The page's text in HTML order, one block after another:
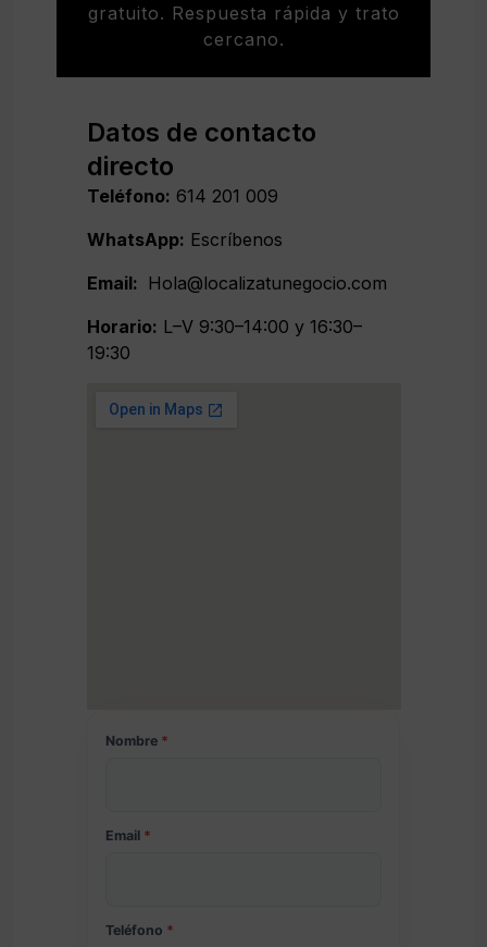
gratuito. Respuesta rápida y trato
cercano.
Datos de contacto
directo
Teléfono: 614 201 009
WhatsApp: Escríbenos
Email: Hola@localizatunegocio.com
Horario: L–V 9:30–14:00 y 16:30–
19:30
Nombre *
Email *
Teléfono *